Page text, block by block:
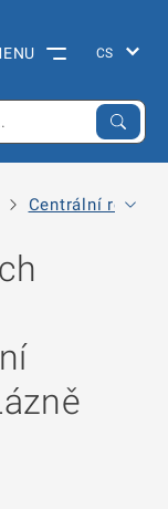
Centrální registr